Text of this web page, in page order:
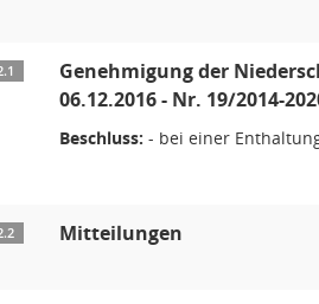
Genehmigung der
06.12.2016 - Nr. 19/2014-
Beschluss: - bei einer
Mitteilungen